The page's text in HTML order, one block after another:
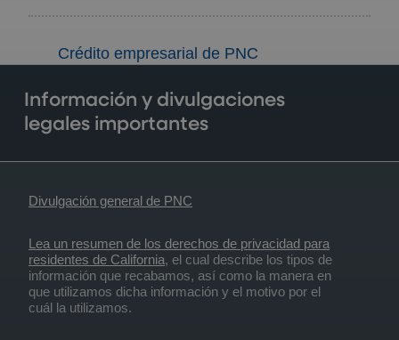
Crédito empresarial de PNC
Información y divulgaciones
legales importantes
Divulgación general de PNC
Lea un resumen de los derechos de privacidad para
residentes de California, el cual describe los tipos de
información que recabamos, así como la manera en
que utilizamos dicha información y el motivo por el
cuál la utilizamos.